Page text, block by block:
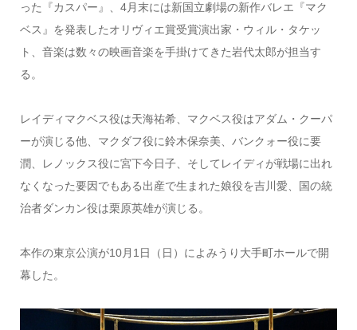
った『カスパー』、4月末には新国立劇場の新作バレエ『マク
ベス』を発表したオリヴィエ賞受賞演出家・ウィル・タケッ
ト、音楽は数々の映画音楽を手掛けてきた岩代太郎が担当す
る。
レイディマクベス役は天海祐希、マクベス役はアダム・クーパ
ーが演じる他、マクダフ役に鈴木保奈美、バンクォー役に要
潤、レノックス役に宮下今日子、そしてレイディが戦場に出れ
なくなった要因でもある出産で生まれた娘役を吉川愛、国の統
治者ダンカン役は栗原英雄が演じる。
本作の東京公演が10月1日（日）によみうり大手町ホールで開
幕した。